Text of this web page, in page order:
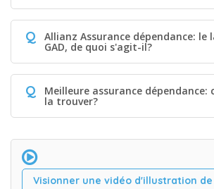
Q Allianz Assurance dépendance: le
GAD, de quoi s'agit-il?
Q Meilleure assurance dépendance:
la trouver?
Visionner une vidéo d'illustration